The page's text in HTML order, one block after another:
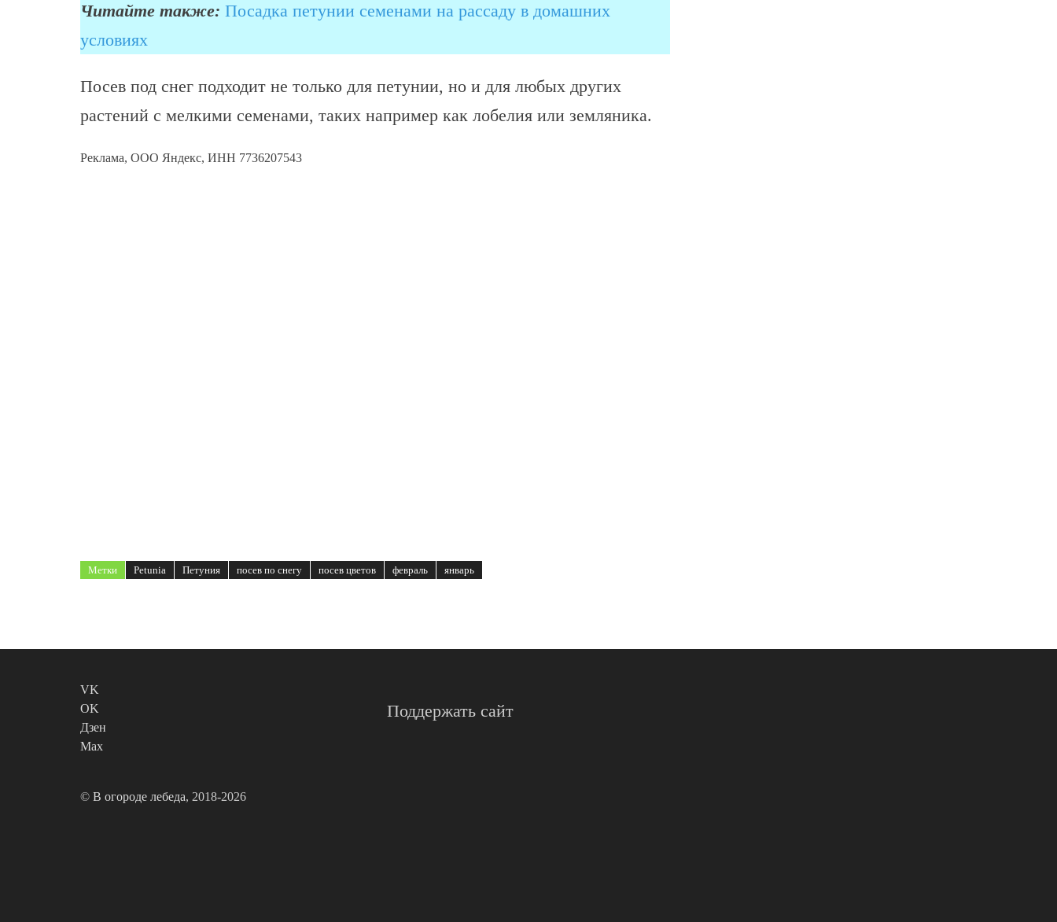
Читайте также: Посадка петунии семенами на рассаду в домашних
условиях
Посев под снег подходит не только для петунии, но и для любых других
растений с мелкими семенами, таких например как лобелия или земляника.
Реклама, ООО Яндекс, ИНН 7736207543
Метки Petunia Петуния посев по снегу посев цветов февраль январь
VK
OK
Дзен
Max
© В огороде лебеда, 2018-2026
Поддержать сайт